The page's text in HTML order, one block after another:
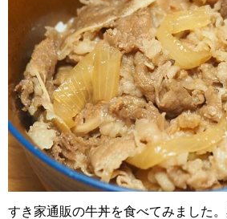
すき家通販の牛丼を食べてみました